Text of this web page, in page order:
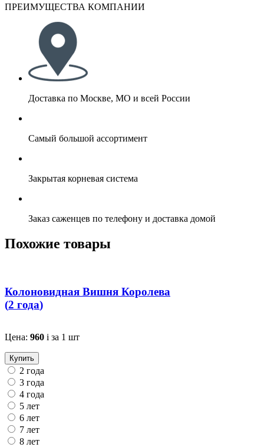
ПРЕИМУЩЕСТВА КОМПАНИИ
Доставка по Москве, МО и всей России
Самый большой ассортимент
Закрытая корневая система
Заказ саженцев по телефону и доставка домой
Похожие товары
Колоновидная Вишня Королева
(2 года)
Цена: 960 i за 1 шт
Купить
2 года
3 года
4 года
5 лет
6 лет
7 лет
8 лет